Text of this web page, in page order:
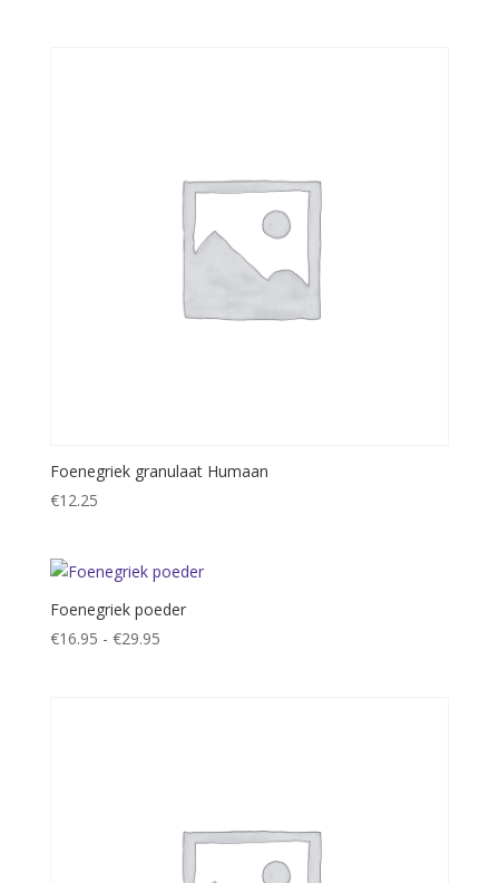
Foenegriek granulaat Humaan
€12.25
Foenegriek poeder
€16.95 - €29.95Prijsklasse: